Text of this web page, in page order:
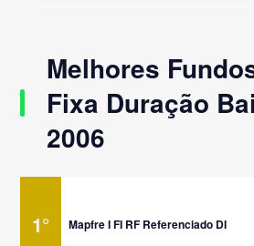
Melhores
Fixa Duração
2006
1° Mapfre I FI RF Referenciado DI